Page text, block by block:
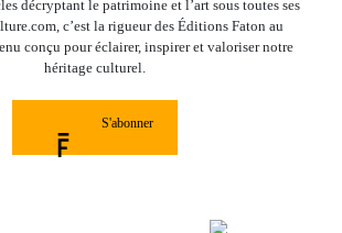
décryptant le patrimoine et l’art sous toutes ses
c’est la rigueur des Éditions Faton au
conçu pour éclairer, inspirer et valoriser notre
héritage culturel.
S'abonner